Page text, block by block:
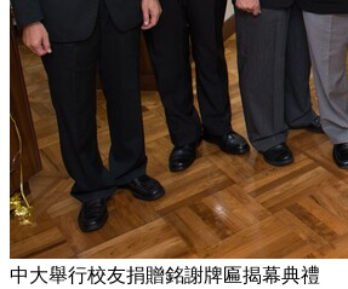
中大舉行校友捐贈銘謝牌匾揭幕典禮